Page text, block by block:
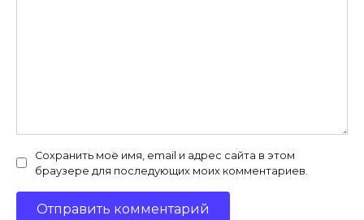
Сохранить моё имя, email и адрес сайта в этом
браузере для последующих моих комментариев.